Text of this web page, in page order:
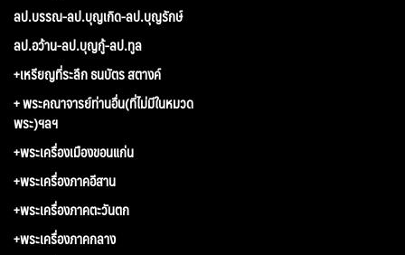
ลป.บรรณ-ลป.บุญเกิด-ลป.บุญรักษ์
ลป.อว้าน-ลป.บุญกู้-ลป.ทูล
+เหรียญที่ระลึก ธนบัตร สตางค์
+ พระคณาจารย์ท่านอื่น(ที่ไม่มีในหมวด
พระ)ฯลฯ
+พระเครื่องเมืองขอนแก่น
+พระเครื่องภาคอีสาน
+พระเครื่องภาคตะวันตก
+พระเครื่องภาคกลาง